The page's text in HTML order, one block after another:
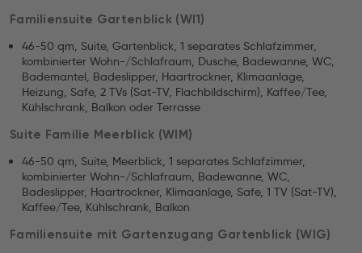
Familiensuite Gartenblick (WI1)
46-50 qm, Suite, Gartenblick, 1 separates Schlafzimmer,
kombinierter Wohn-/Schlafraum, Dusche, Badewanne, WC,
Bademantel, Badeslipper, Haartrockner, Klimaanlage,
Heizung, Safe, 2 TVs (Sat-TV, Flachbildschirm), Kaffee/Tee,
Kühlschrank, Balkon oder Terrasse
Suite Familie Meerblick (WIM)
46-50 qm, Suite, Meerblick, 1 separates Schlafzimmer,
kombinierter Wohn-/Schlafraum, Badewanne, WC,
Badeslipper, Haartrockner, Klimaanlage, Safe, 1 TV (Sat-TV),
Kaffee/Tee, Kühlschrank, Balkon
Familiensuite mit Gartenzugang Gartenblick (WIG)